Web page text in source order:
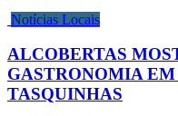
Notícias Locais
ALCOBERTAS
GASTRONOMIA
TASQUINHAS